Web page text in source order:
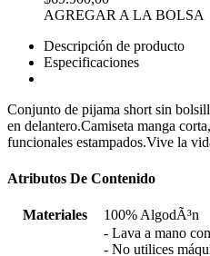
AGREGAR A LA BOLSA
Descripción de producto
Especificaciones
Conjunto de pijama short sin
en delantero.Camiseta manga
funcionales estampados.Vive la
Atributos De Contenido
Materiales 100% AlgodÃ³n
- Lava a mano
- No utilices